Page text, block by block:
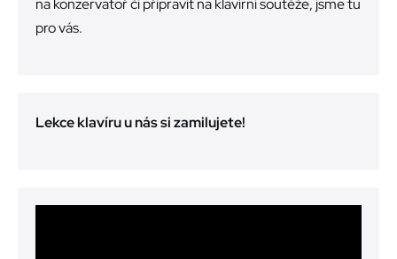
na konzervatoř či připravit na klavírní soutěže, jsme tu
pro vás.
Lekce klavíru u nás si zamilujete!